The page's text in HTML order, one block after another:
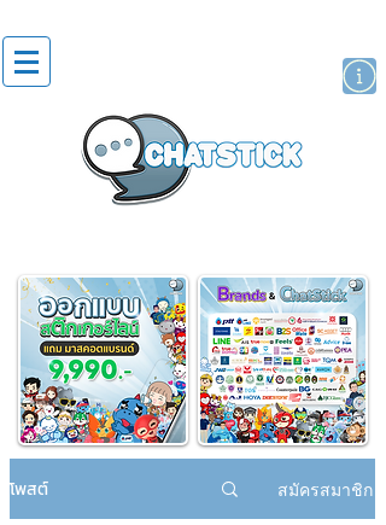
โพสต์ สมัครสมาชิก